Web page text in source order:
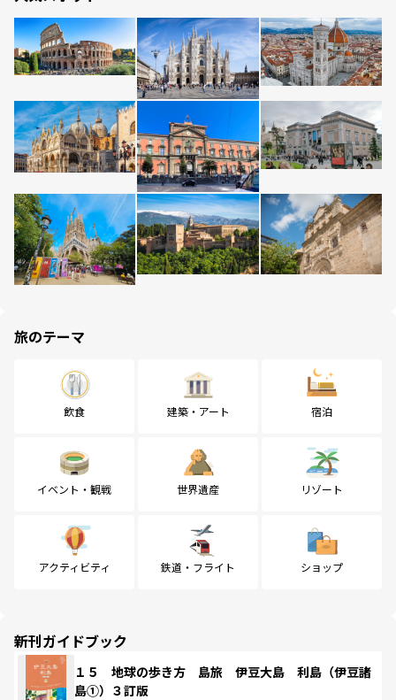
旅のテーマ
飲食 建築・アート 宿泊
イベント・観戦 世界遺産 リゾート
アクティビティ 鉄道・フライト ショップ
新刊ガイドブック
１５ 地球の歩き方 島旅 伊豆大島 利島（伊豆諸
島①）３訂版